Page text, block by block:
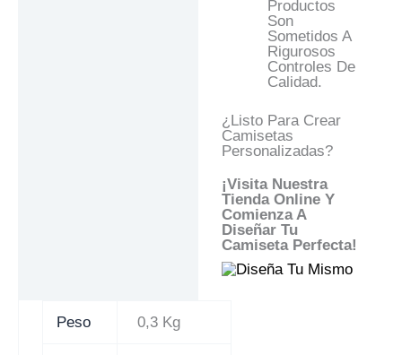
Productos
Son
Sometidos A
Rigurosos
Controles De
Calidad.
¿Listo Para Crear
Camisetas
Personalizadas?
¡Visita Nuestra
Tienda Online Y
Comienza A
Diseñar Tu
Camiseta Perfecta!
Peso 0,3 Kg